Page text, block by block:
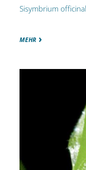
Sisymbrium
MEHR